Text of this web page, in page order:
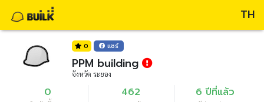
TH
0 แชร์
PPM building
จังหวัด ระยอง
0 462 6 ปีที่แล้ว